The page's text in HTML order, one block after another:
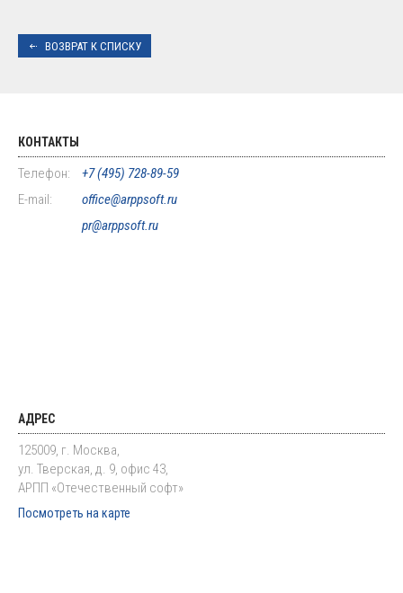
ВОЗВРАТ К СПИСКУ
КОНТАКТЫ
Телефон:
+7 (495) 728-89-59
E-mail:
office@arppsoft.ru
pr@arppsoft.ru
АДРЕС
125009, г. Москва,
ул. Тверская, д. 9, офис 43,
АРПП «Отечественный софт»
Посмотреть на карте